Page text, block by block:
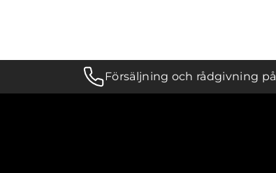
Försäljning och rådgivning på